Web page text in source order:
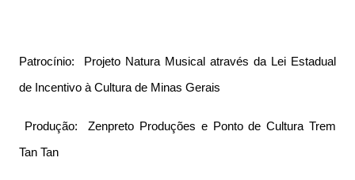
Patrocínio: Projeto Natura Musical através da Lei Estadual
de Incentivo à Cultura de Minas Gerais
Produção: Zenpreto Produções e Ponto de Cultura Trem
Tan Tan